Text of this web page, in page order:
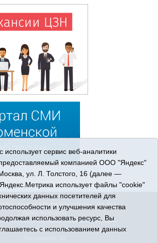
издание «Ишимская правда». 16+. Все
права защищены.
материалов ссылка обязательна.
627750 Тюменская область, г. Ишим, ул.
сервис веб-аналитики
компанией ООО "Яндекс"
ул. Л. Толстого, 16 (далее —
использует файлы "cookie"
данных посетителей для
и улучшения качества
использовать ресурс, Вы
с использованием данных